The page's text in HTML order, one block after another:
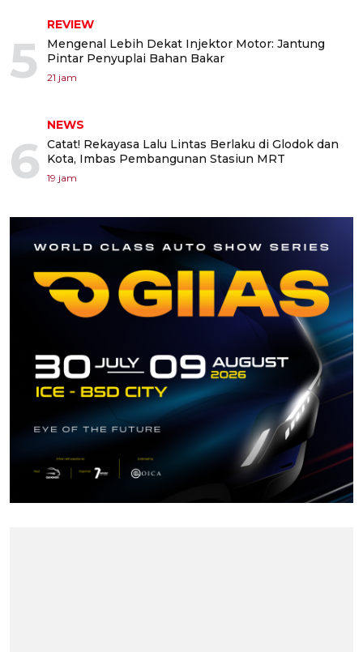
5
REVIEW
Mengenal Lebih Dekat Injektor Motor: Jantung
Pintar Penyuplai Bahan Bakar
21 jam
6
NEWS
Catat! Rekayasa Lalu Lintas Berlaku di Glodok dan
Kota, Imbas Pembangunan Stasiun MRT
19 jam